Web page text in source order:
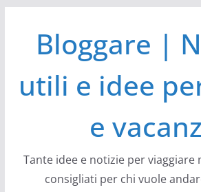
contenutoBloggare |
utili e idee
e
Tante idee e notizie per
consigliati per chi vuole